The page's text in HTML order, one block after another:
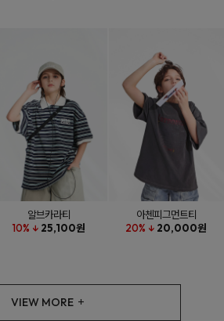
알브카라티
10% ↓ 25,100원
아첸피그먼트티
20% ↓ 20,000원
VIEW MORE